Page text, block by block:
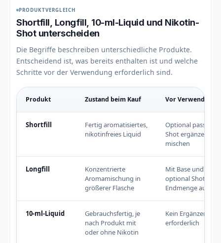
PRODUKTVERGLEICH
Shortfill, Longfill, 10-ml-Liquid und Nikotin-
Shot unterscheiden
Die Begriffe beschreiben unterschiedliche Produkte.
Entscheidend ist, was bereits enthalten ist und welche
Schritte vor der Verwendung erforderlich sind.
Produkt Zustand beim Kauf Vor Verwendung
Shortfill
Fertig aromatisiertes,
nikotinfreies Liquid
Optional
Shot ergänzen und
mischen
Longfill
Konzentrierte
Aromamischung in
größerer Flasche
Mit Base und
optional Shots bis
Endmenge
10-ml-Liquid
Gebrauchsfertig, je
nach Produkt mit
oder ohne Nikotin
Kein Ergänzen
erforderlich